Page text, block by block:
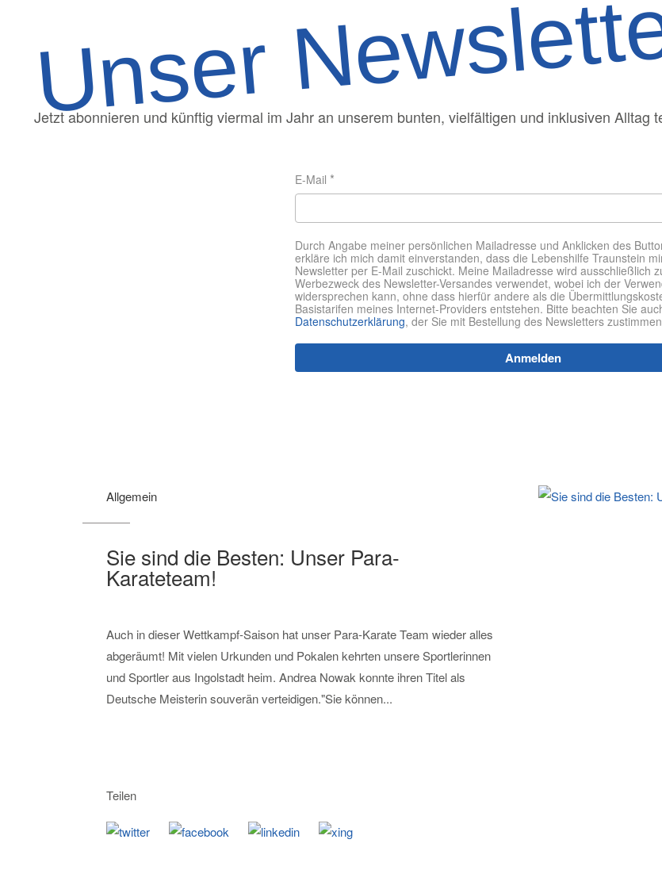
Unser
Jetzt abonnieren und künftig viermal im Jahr an unserem bunten, vielfältigen und inklusiven Alltag
E-Mail
Durch Angabe meiner persönlichen Mailadresse und Anklicken des
erkläre ich mich damit einverstanden, dass die Lebenshilfe Traunstein
Newsletter per E-Mail zuschickt. Meine Mailadresse wird ausschließlich
Werbezweck des Newsletter-Versandes verwendet, wobei ich der
widersprechen kann, ohne dass hierfür andere als die
Basistarifen meines Internet-Providers entstehen. Bitte beachten Sie
Datenschutzerklärung, der Sie mit Bestellung des Newsletters
Anmelden
Allgemein
Sie sind die Besten: Unser Para-
Karateteam!
Auch in dieser Wettkampf-Saison hat unser Para-Karate Team wieder alles
abgeräumt! Mit vielen Urkunden und Pokalen kehrten unsere Sportlerinnen
und Sportler aus Ingolstadt heim. Andrea Nowak konnte ihren Titel als
Deutsche Meisterin souverän verteidigen."Sie können...
Teilen